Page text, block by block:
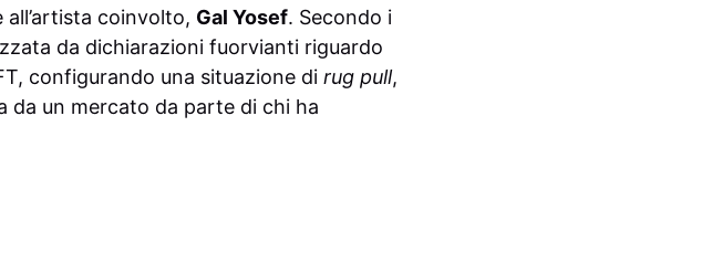
all’artista coinvolto, Gal Yosef. Secondo i
da dichiarazioni fuorvianti riguardo
configurando una situazione di rug pull,
da un mercato da parte di chi ha